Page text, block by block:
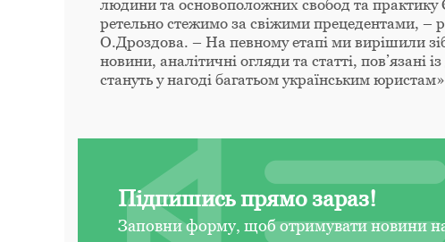
людини та основоположних свобод та
ретельно стежимо за свіжими прецедентами, –
О.Дроздова. – На певному етапі ми вирішили
новини, аналітичні огляди та статті,
стануть у нагоді багатьом українським
Підпишись прямо зараз!
Заповни форму, щоб отримувати новини